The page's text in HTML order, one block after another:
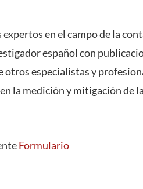
en el campo de la
español con
especialistas y
la medición y mitigación de la
Formulario